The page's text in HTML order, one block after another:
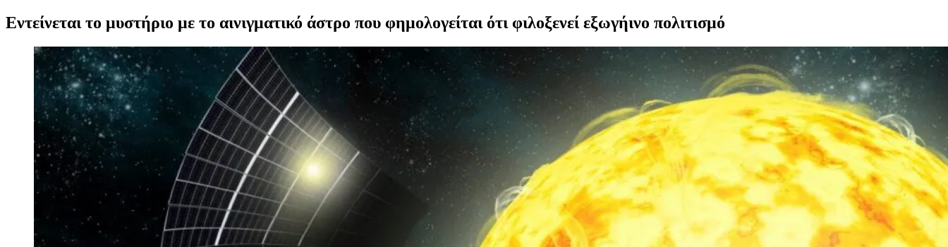
Εντείνεται το μυστήριο με το αινιγματικό άστρο που φημολογείται ότι φιλοξενεί εξωγήινο πολιτισμό